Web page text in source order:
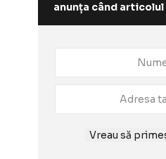
anunța când
Vreau să